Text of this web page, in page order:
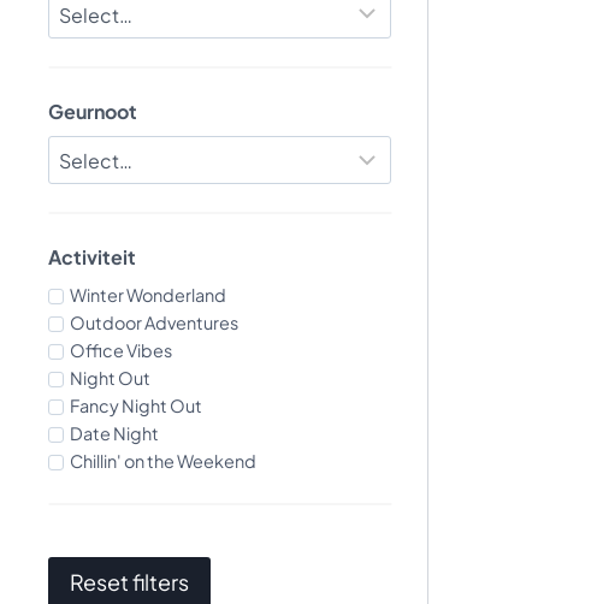
Geurnoot
Activiteit
Winter Wonderland
Outdoor Adventures
Office Vibes
Night Out
Fancy Night Out
Date Night
Chillin' on the Weekend
Reset filters